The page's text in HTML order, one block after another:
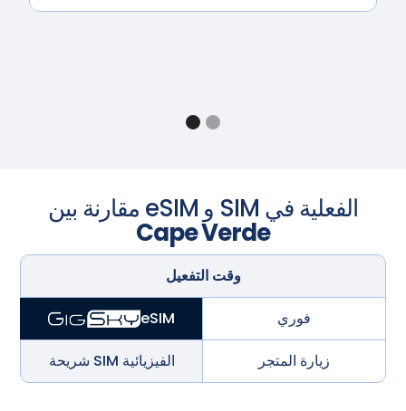
مقارنة بين eSIM و SIM الفعلية في
Cape Verde
وقت التفعيل
eSIM فوري
شريحة SIM الفيزيائية زيارة المتجر